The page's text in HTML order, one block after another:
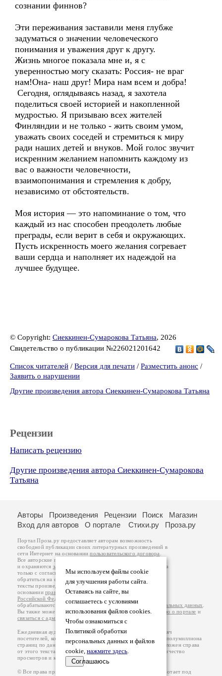
сознании финнов?
Эти переживания заставили меня глубже
задуматься о значении человеческого
понимания и уважения друг к другу.
Жизнь многое показала мне и, я с
уверенностью могу сказать: Россия- не враг
нам!Она- наш друг! Мира нам всем и добра!
Сегодня, оглядываясь назад, я захотела
поделиться своей историей и накопленной
мудростью. Я призываю всех жителей
Финляндии и не только - жить своим умом,
уважать своих соседей и стремиться к миру
ради наших детей и внуков. Мой голос звучит
искренним желанием напомнить каждому из
вас о важности человечности,
взаимопонимания и стремления к добру,
независимо от обстоятельств.
Моя история — это напоминание о том, что
каждый из нас способен преодолеть любые
преграды, если верит в себя и окружающих.
Пусть искренность моего желания согревает
ваши сердца и наполняет их надеждой на
лучшее будущее.
© Copyright: Сиеккинен-Сумарокова Татьяна, 2026
Свидетельство о публикации №226021201642
Список читателей / Версия для печати / Разместить анонс /
Заявить о нарушении
Другие произведения автора Сиеккинен-Сумарокова Татьяна
Рецензии
Написать рецензию
Другие произведения автора Сиеккинен-Сумарокова
Татьяна
Мы используем файлы cookie
для улучшения работы сайта.
Оставаясь на сайте, вы
соглашаетесь с условиями
использования файлов cookies.
Чтобы ознакомиться с
Политикой обработки
персональных данных и файлов
cookie, нажмите здесь.
Соглашаюсь
Авторы Произведения Рецензии Поиск
Магазин
Вход для авторов
О портале Стихи.ру Проза.ру
Портал Проза.ру предоставляет авторам возможность
свободной публикации своих литературных произведений в
сети Интернет на основаниипользовательского договора
Все авторские права на произведения принадлежат авторам
и охраняются законом
. Перепечатка произведений возможна
только с согласия его автора, к которому вы можете
обратиться на его авторской странице. Ответственность за
тексты произведений авторы несут самостоятельно на
основанииправил публикацииизаконодательства
Российской Федерации
обрабатываются на основанииПолитики обработки персональных данных
Вы также можете посмотреть более подробнуюинформацию о портале и
связаться с администрацией
Ежедневная аудитория портала Проза.ру – порядка 100 тысяч
посетителей, которые в общей сумме просматривают более полумиллиона
страниц по данным счетчика посещаемости, который расположен справа
от этого текста. В каждой графе указано по две цифры: количество
просмотров и количество посетителей.
© Все права принадлежат авторам, 2000-2026. Портал работает под